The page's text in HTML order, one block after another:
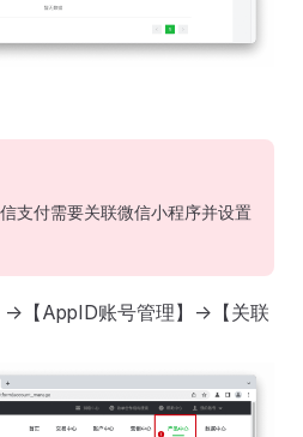
支付需要关联微信小程序并设置
>【AppID账号管理】->【关联